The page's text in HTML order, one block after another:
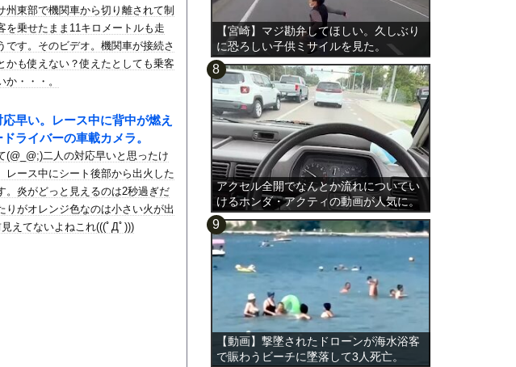
到、どうすんのこれ
ピードに世界が衝撃
うｗｗｗ
？と問うと、元嫁...
ナメディア！
。1週間ぶりの投...
州東部で機関車から切り離されて制
を乗せたまま11キロメートルも走
です。そのビデオ。機関車が接続さ
かも使えない？使えたとしても乗客
・・・。
応早い。レース中に背中が燃え
ライバーの車載カメラ。
(@_@;)二人の対応早いと思ったけ
レース中にシート後部から出火した
。炎がどっと見えるのは2秒過ぎだ
りがオレンジ色なのは小さい火が出
えてないよねこれ(((ﾟДﾟ)))
【宮崎】マジ勘弁してほしい。久しぶり
に恐ろしい子供ミサイルを見た。
アクセル全開でなんとか流れについてい
けるホンダ・アクティの動画が人気に。
【動画】撃墜されたドローンが海水浴客
で賑わうビーチに墜落して3人死亡。